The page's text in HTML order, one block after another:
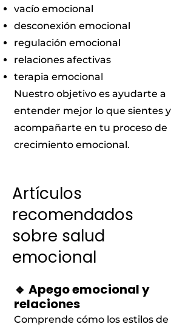
vacío emocional
desconexión emocional
regulación emocional
relaciones afectivas
terapia emocional
Nuestro objetivo es ayudarte a
entender mejor lo que sientes y
acompañarte en tu proceso de
crecimiento emocional.
Artículos
recomendados
sobre salud
emocional
🔹 Apego emocional y
relaciones
Comprende cómo los estilos de